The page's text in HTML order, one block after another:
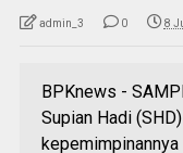
admin_3 0 8
BPKnews -
Supian Hadi